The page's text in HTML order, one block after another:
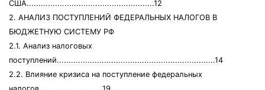
США......................................................12
2. АНАЛИЗ ПОСТУПЛЕНИЙ ФЕДЕРАЛЬНЫХ НАЛОГОВ В
БЮДЖЕТНУЮ СИСТЕМУ РФ
2.1. Анализ налоговых
поступлений...................................................................14
2.2. Влияние кризиса на поступление федеральных